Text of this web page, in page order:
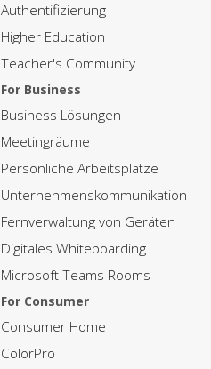
Authentifizierung
Higher Education
Teacher's Community
For Business
Business Lösungen
Meetingräume
Persönliche Arbeitsplätze
Unternehmenskommunikation
Fernverwaltung von Geräten
Digitales Whiteboarding
Microsoft Teams Rooms
For Consumer
Consumer Home
ColorPro